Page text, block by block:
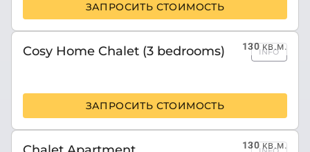
ЗАПРОСИТЬ СТОИМОСТЬ
130кв.м.
Cosy Home Chalet (3 bedrooms) INFO
ЗАПРОСИТЬ СТОИМОСТЬ
130кв.м.